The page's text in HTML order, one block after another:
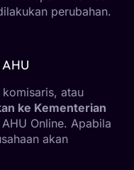
perubahan.
atau
ke Kementerian
Online. Apabila
akan